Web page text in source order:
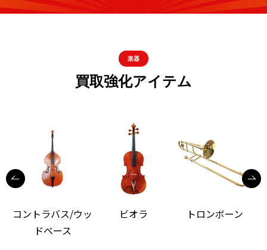
楽器
買取強化アイテム
コントラバス/ウッ
ドベース
ビオラ トロンボーン